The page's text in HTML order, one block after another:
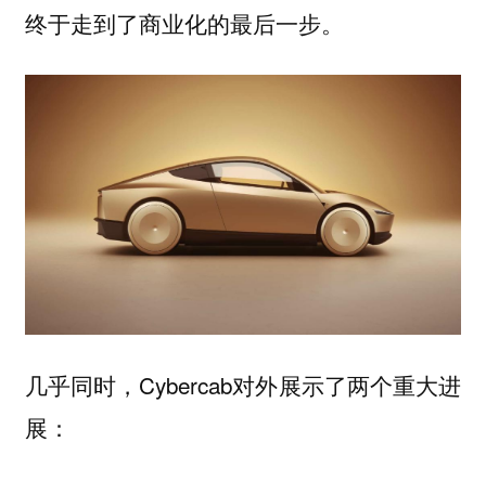
终于走到了商业化的最后一步。
几乎同时，Cybercab对外展示了两个重大进
展：